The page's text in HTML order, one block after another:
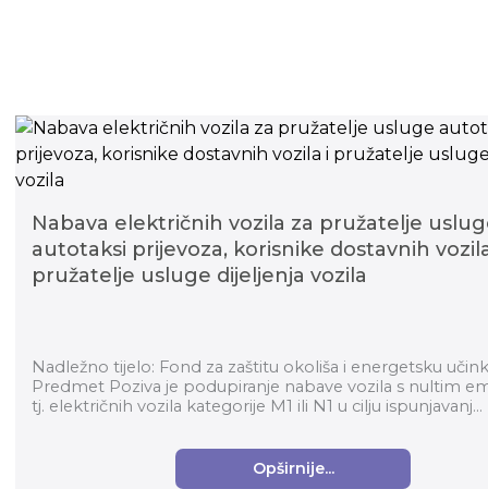
Nabava električnih vozila za pružatelje
autotaksi prijevoza, korisnike dostavnih
pružatelje usluge dijeljenja vozila
Nadležno tijelo: Fond za zaštitu okoliša i energetsku
Predmet Poziva je podupiranje nabave vozila s nultim
tj. električnih vozila kategorije M1 ili N1 u cilju ispunjavanj...
Opširnije...